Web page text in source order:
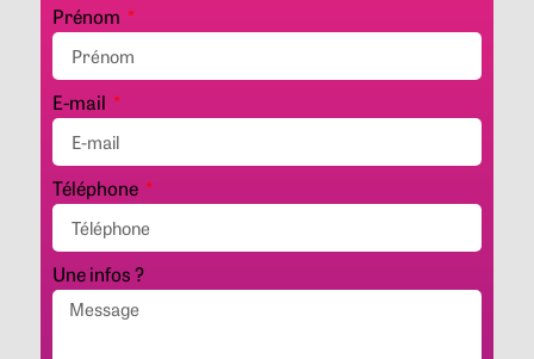
Prénom
E-mail
Téléphone
Une infos ?